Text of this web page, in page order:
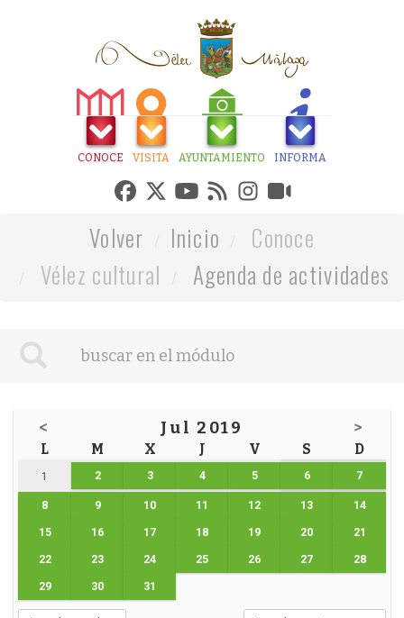
CONOCE VISITA AYUNTAMIENTO INFORMA
Volver Inicio
Conoce
Vélez cultural
Agenda de actividades
< Jul 2019 >
L M X J V S D
1 2 3 4 5 6 7
8 9 10 11 12 13 14
15 16 17 18 19 20 21
22 23 24 25 26 27 28
29 30 31